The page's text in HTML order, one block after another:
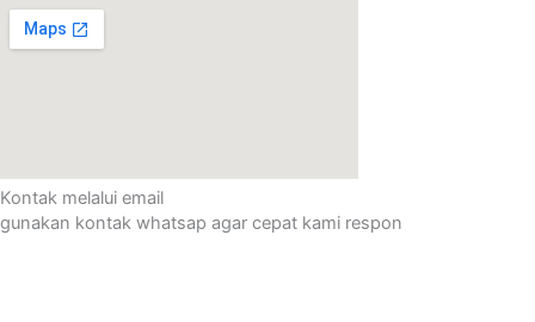
Kontak melalui email
gunakan kontak whatsap agar cepat kami respon